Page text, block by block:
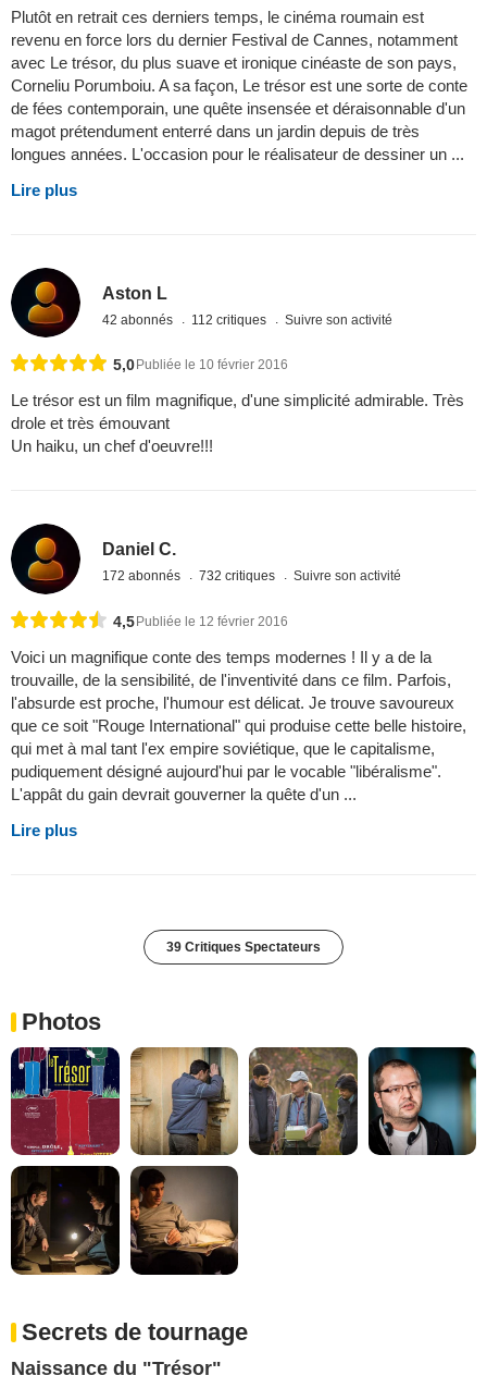
Plutôt en retrait ces derniers temps, le cinéma roumain est
revenu en force lors du dernier Festival de Cannes, notamment
avec Le trésor, du plus suave et ironique cinéaste de son pays,
Corneliu Porumboiu. A sa façon, Le trésor est une sorte de conte
de fées contemporain, une quête insensée et déraisonnable d'un
magot prétendument enterré dans un jardin depuis de très
longues années. L'occasion pour le réalisateur de dessiner un ...
Lire plus
Aston L
42 abonnés 112 critiques Suivre son activité
5,0 Publiée le 10 février 2016
Le trésor est un film magnifique, d'une simplicité admirable. Très
drole et très émouvant
Un haiku, un chef d'oeuvre!!!
Daniel C.
172 abonnés 732 critiques Suivre son activité
4,5Publiée le 12 février 2016
Voici un magnifique conte des temps modernes ! Il y a de la
trouvaille, de la sensibilité, de l'inventivité dans ce film. Parfois,
l'absurde est proche, l'humour est délicat. Je trouve savoureux
que ce soit "Rouge International" qui produise cette belle histoire,
qui met à mal tant l'ex empire soviétique, que le capitalisme,
pudiquement désigné aujourd'hui par le vocable "libéralisme".
L'appât du gain devrait gouverner la quête d'un ...
Lire plus
39 Critiques Spectateurs
Photos
Secrets de tournage
Naissance du "Trésor"